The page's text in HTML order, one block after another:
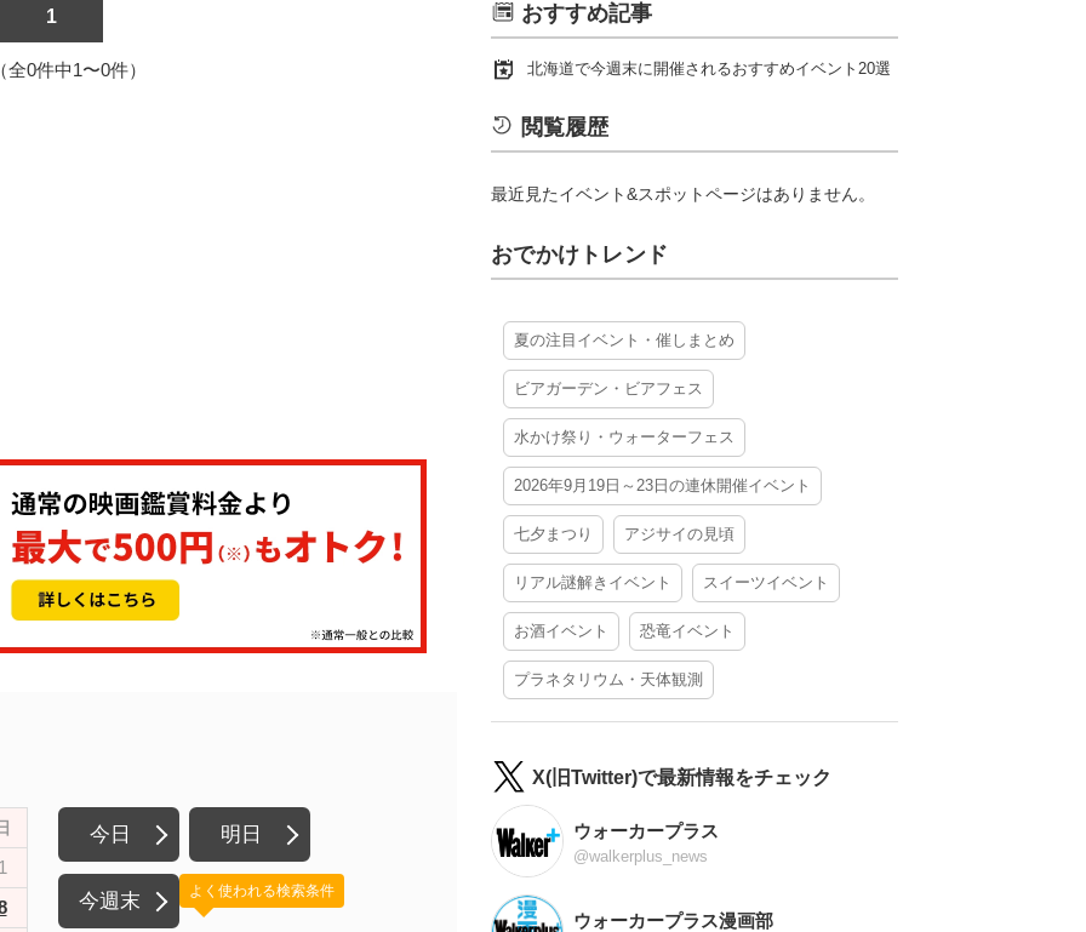
1
全0件中1〜0件）
今日 明日
今週末 よく使われる検索条件
おすすめ記事
北海道で今週末に開催されるおすすめイベント20選
閲覧履歴
最近見たイベント&スポットページはありません。
おでかけトレンド
夏の注目イベント・催しまとめ
ビアガーデン・ビアフェス
水かけ祭り・ウォーターフェス
2026年9月19日～23日の連休開催イベント
七夕まつり アジサイの見頃
リアル謎解きイベント スイーツイベント
お酒イベント 恐竜イベント
プラネタリウム・天体観測
X(旧Twitter)で最新情報をチェック
ウォーカープラス
@walkerplus_news
ウォーカープラス漫画部